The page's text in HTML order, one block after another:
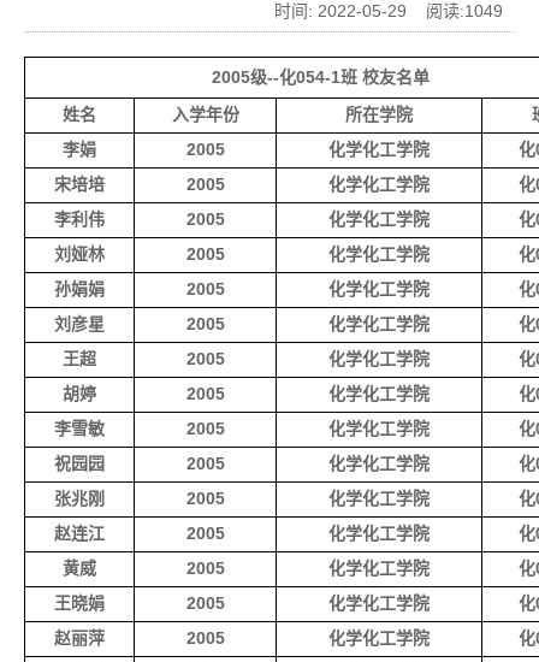
时间: 2022-05-29 阅读:1049
2005级--化054-1班 校友名单
姓名
入学年份 所在学院
李娟
2005 化学化工学院
化
宋培培
2005 化学化工学院
化
李利伟
2005 化学化工学院
化
刘娅林
2005 化学化工学院
化
孙娟娟
2005 化学化工学院
化
刘彦星
2005 化学化工学院
化
王超
2005 化学化工学院
化
胡婷
2005 化学化工学院
化
李雪敏
2005 化学化工学院
化
祝园园
2005 化学化工学院
化
张兆刚
2005 化学化工学院
化
赵连江
2005 化学化工学院
化
黄威
2005 化学化工学院
化
王晓娟
2005 化学化工学院
化
赵丽萍
2005 化学化工学院
化